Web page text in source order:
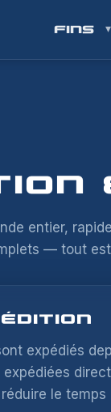
FINS
entier,
— tout
expédiés
le